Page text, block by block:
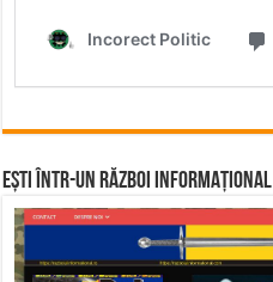
Ești într-un RĂZBOI INFORMAȚIONAL